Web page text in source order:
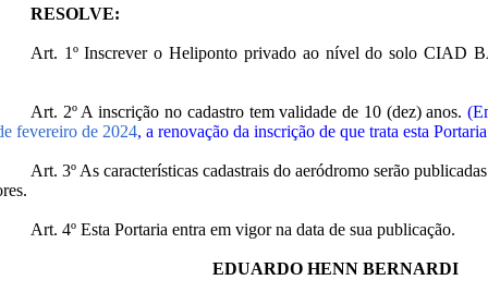
RESOLVE:
Art. 1º Inscrever o Heliponto privado ao nível do solo CIAD
Art. 2º A inscrição no cadastro tem validade de 10 (dez) anos.
fevereiro de 2024, a renovação da inscrição de que trata esta
Art. 3º As características cadastrais do aeródromo serão
Art. 4º Esta Portaria entra em vigor na data de sua publicação.
EDUARDO HENN BERNARDI